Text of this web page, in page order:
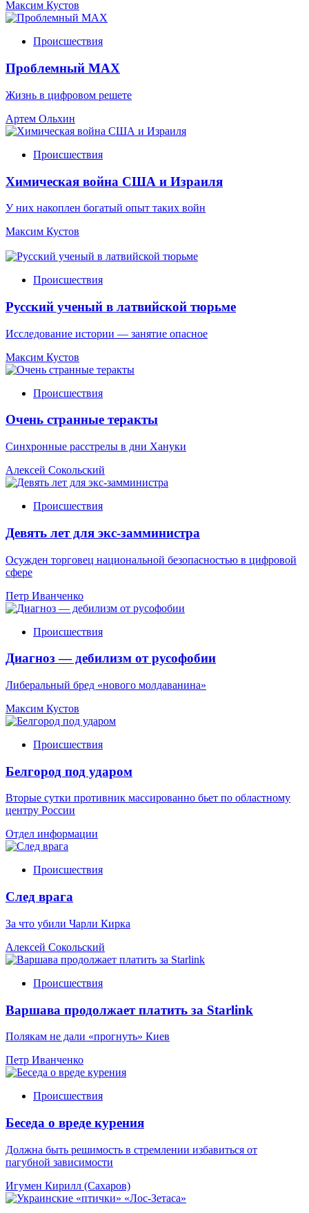
Максим Кустов
Происшествия
Проблемный МАХ
Жизнь в цифровом решете
Артем Ольхин
Происшествия
Химическая война США и Израиля
У них накоплен богатый опыт таких войн
Максим Кустов
Происшествия
Русский ученый в латвийской тюрьме
Исследование истории — занятие опасное
Максим Кустов
Происшествия
Очень странные теракты
Синхронные расстрелы в дни Хануки
Алексей Сокольский
Происшествия
Девять лет для экс-замминистра
Осужден торговец национальной безопасностью в цифровой
сфере
Петр Иванченко
Происшествия
Диагноз — дебилизм от русофобии
Либеральный бред «нового молдаванина»
Максим Кустов
Происшествия
Белгород под ударом
Вторые сутки противник массированно бьет по областному
центру России
Отдел информации
Происшествия
След врага
За что убили Чарли Кирка
Алексей Сокольский
Происшествия
Варшава продолжает платить за Starlink
Полякам не дали «прогнуть» Киев
Петр Иванченко
Происшествия
Беседа о вреде курения
Должна быть решимость в стремлении избавиться от
пагубной зависимости
Игумен Кирилл (Сахаров)